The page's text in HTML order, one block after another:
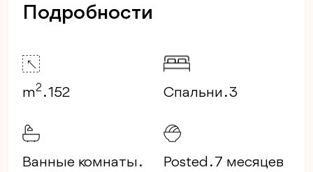
Подробности
m2 . 152 Спальни . 3
Ванные комнаты .
Posted . 7 месяцев